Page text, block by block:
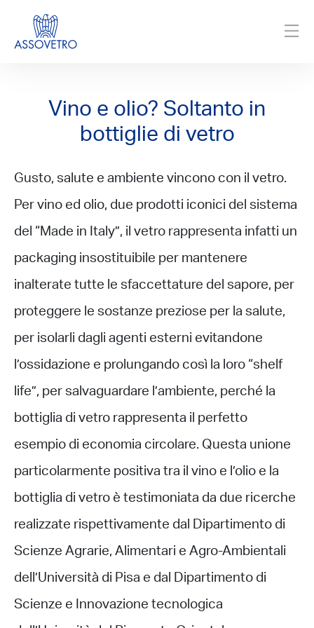
Vino e olio? Soltanto in
bottiglie di vetro
Gusto, salute e ambiente vincono con il vetro.
Per vino ed olio, due prodotti iconici del sistema
del “Made in Italy”, il vetro rappresenta infatti un
packaging insostituibile per mantenere
inalterate tutte le sfaccettature del sapore, per
proteggere le sostanze preziose per la salute,
per isolarli dagli agenti esterni evitandone
l’ossidazione e prolungando così la loro “shelf
life”, per salvaguardare l’ambiente, perché la
bottiglia di vetro rappresenta il perfetto
esempio di economia circolare. Questa unione
particolarmente positiva tra il vino e l’olio e la
bottiglia di vetro è testimoniata da due ricerche
realizzate rispettivamente dal Dipartimento di
Scienze Agrarie, Alimentari e Agro-Ambientali
dell’Università di Pisa e dal Dipartimento di
Scienze e Innovazione tecnologica